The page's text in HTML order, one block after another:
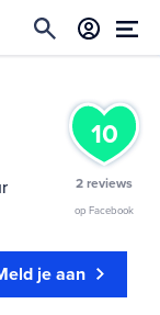
10
2 reviews
op Facebook
je aan